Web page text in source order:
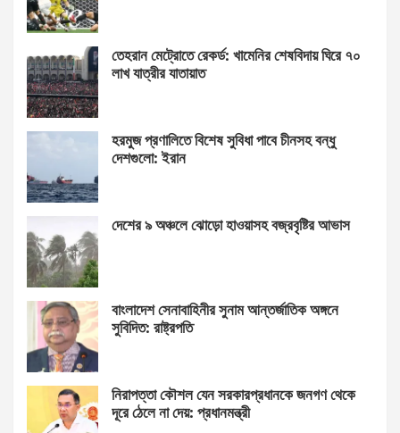
তেহরান মেট্রোতে রেকর্ড: খামেনির শেষবিদায় ঘিরে ৭০
লাখ যাত্রীর যাতায়াত
হরমুজ প্রণালিতে বিশেষ সুবিধা পাবে চীনসহ বন্ধু
দেশগুলো: ইরান
দেশের ৯ অঞ্চলে ঝোড়ো হাওয়াসহ বজ্রবৃষ্টির আভাস
বাংলাদেশ সেনাবাহিনীর সুনাম আন্তর্জাতিক অঙ্গনে
সুবিদিত: রাষ্ট্রপতি
নিরাপত্তা কৌশল যেন সরকারপ্রধানকে জনগণ থেকে
দূরে ঠেলে না দেয়: প্রধানমন্ত্রী